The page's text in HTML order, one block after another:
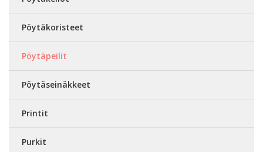
Pöytäkoristeet
Pöytäpeilit
Pöytäseinäkkeet
Printit
Purkit